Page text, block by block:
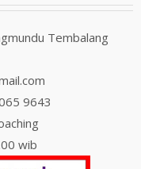
Tembalang
9643
wib